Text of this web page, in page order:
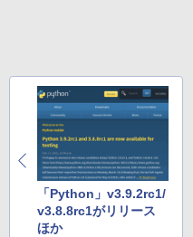
「Python」v3.9.2rc1/
v3.8.8rc1がリリース
ほか